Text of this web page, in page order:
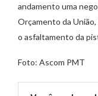
andamento uma
Orçamento da
o asfaltamento da
Foto: Ascom PMT